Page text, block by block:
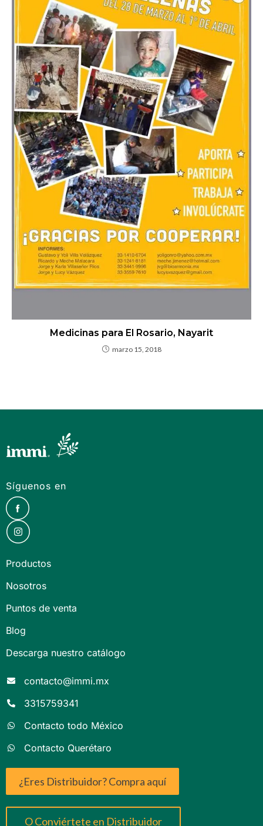
Medicinas para El Rosario, Nayarit
marzo 15, 2018
Síguenos en
Productos
Nosotros
Puntos de venta
Blog
Descarga nuestro catálogo
contacto@immi.mx
3315759341
Contacto todo México
Contacto Querétaro
¿Eres Distribuidor? Compra aquí
O Conviértete en Distribuidor